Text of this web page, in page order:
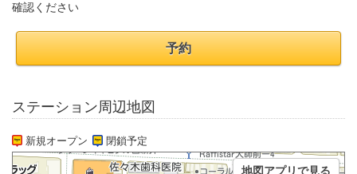
確認ください
予約
ステーション周辺地図
新規オープン 閉鎖予定
地図アプリで見る